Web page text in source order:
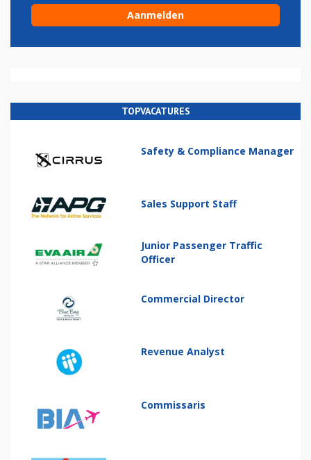
TOPVACATURES
Safety & Compliance Manager
Sales Support Staff
Junior Passenger Traffic
Officer
Commercial Director
Revenue Analyst
Commissaris